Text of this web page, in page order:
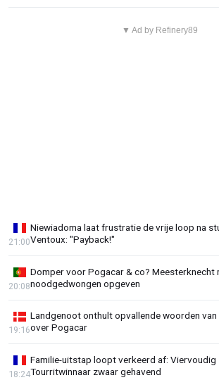
▼ Ad by Refinery89
Niewiadoma laat frustratie de vrije loop na
Ventoux: "Payback!"
21:00
Domper voor Pogacar & co? Meesterknecht
noodgedwongen opgeven
20:08
Landgenoot onthult opvallende woorden van
over Pogacar
19:16
Familie-uitstap loopt verkeerd af: Viervoudig
Tourritwinnaar zwaar gehavend
18:24